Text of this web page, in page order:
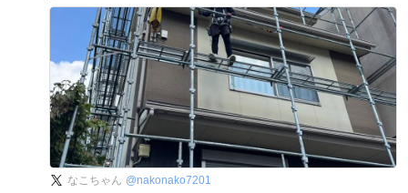
なこちゃん @nakonako7201